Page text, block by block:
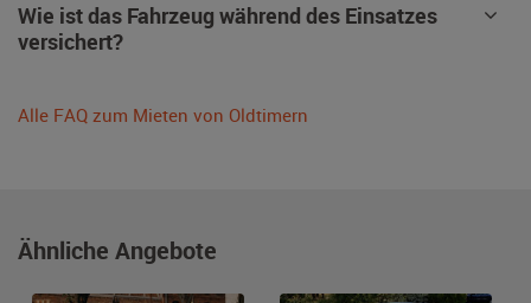
Wie ist das Fahrzeug während des Einsatzes
versichert?
Alle FAQ zum Mieten von Oldtimern
Ähnliche Angebote